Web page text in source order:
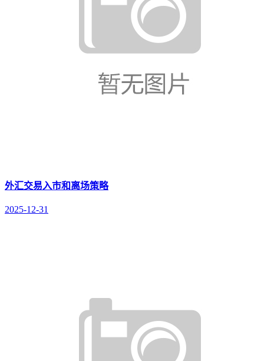
外汇交易入市和离场策略
2025-12-31